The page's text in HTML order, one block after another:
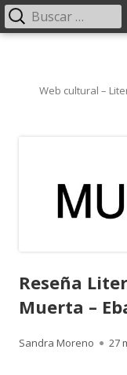
contenidoWeb cultural –
Menú
Reseña
Muerta –
Autor
Sandra Moreno 27